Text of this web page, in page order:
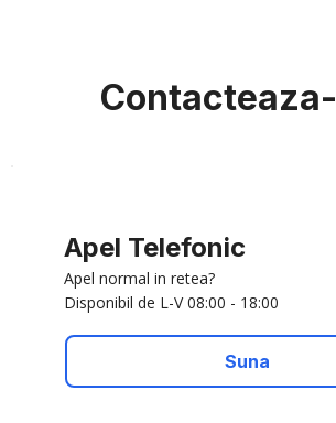
Apel Telefonic
Apel normal in retea?
Disponibil de L-V 08:00 - 18:00
Suna